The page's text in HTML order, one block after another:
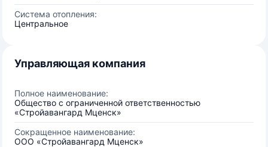
Система отопления:
Центральное
Управляющая компания
Полное наименование:
Общество с ограниченной ответственностью
«Стройавангард Мценск»
Сокращенное наименование:
ООО «Стройавангард Мценск»